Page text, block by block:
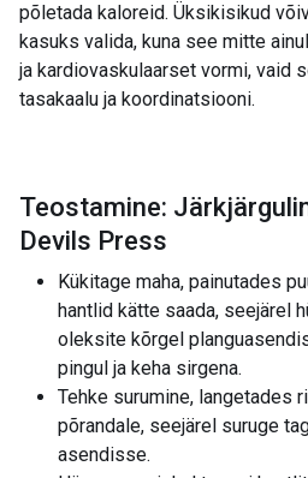
põletada kaloreid. Üksikisikud
kasuks valida, kuna see mitte
ja kardiovaskulaarset vormi, vaid
tasakaalu ja koordinatsiooni.
Teostamine:
Devils Press
Kükitage maha, painutades
hantlid kätte saada, seejärel
oleksite kõrgel
pingul ja keha sirgena.
Tehke surumine, langetades
põrandale, seejärel suruge
asendisse.